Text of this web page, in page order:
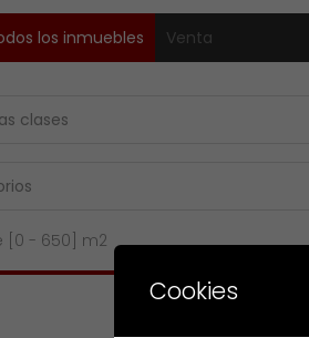
los inmuebles Venta
0 - 650 ] m2
Cookies